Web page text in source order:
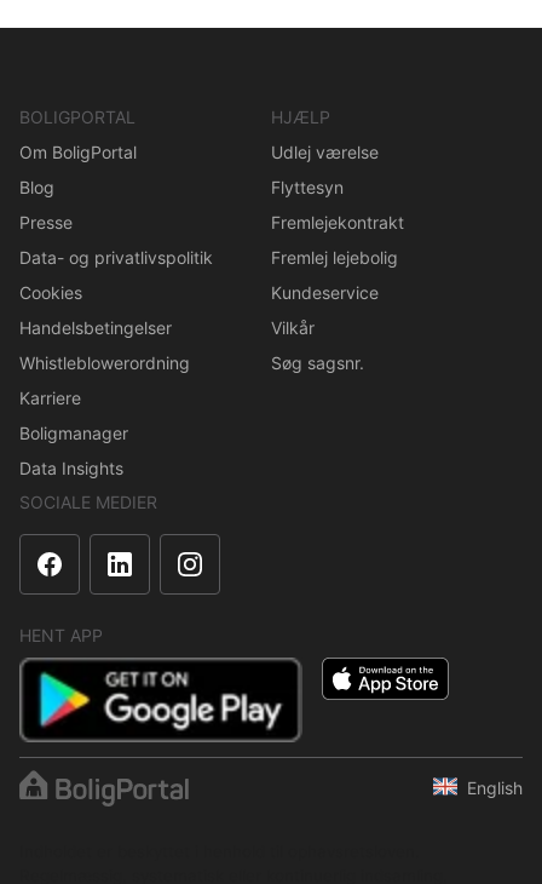
BOLIGPORTAL
Om BoligPortal
Blog
Presse
Data- og privatlivspolitik
Cookies
Handelsbetingelser
Whistleblowerordning
Karriere
Boligmanager
Data Insights
HJÆLP
Udlej værelse
Flyttesyn
Fremlejekontrakt
Fremlej lejebolig
Kundeservice
Vilkår
Søg sagsnr.
SOCIALE MEDIER
HENT APP
English